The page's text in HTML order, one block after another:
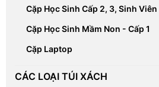
Cặp Học Sinh Cấp 2, 3, Sinh Viên
Cặp Học Sinh Mầm Non - Cấp 1
Cặp Laptop
CÁC LOẠI TÚI XÁCH